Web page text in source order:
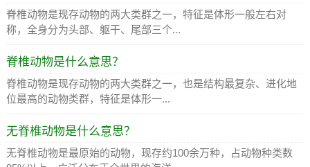
脊椎动物是现存动物的两大类群之一，特征是体形一般左右对
称，全身分为头部、躯干、尾部三个...
脊椎动物是什么意思？
脊椎动物是现存动物的两大类群之一，也是结构最复杂、进化地
位最高的动物类群，特征是体形一...
无脊椎动物是什么意思？
无脊椎动物是最原始的动物，现存约100余万种，占动物种类数